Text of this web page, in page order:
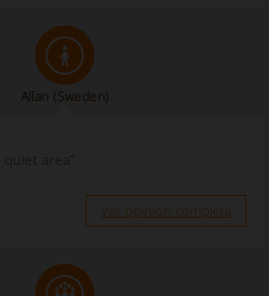
Allan (Sweden)
area”
Ver opinion completa